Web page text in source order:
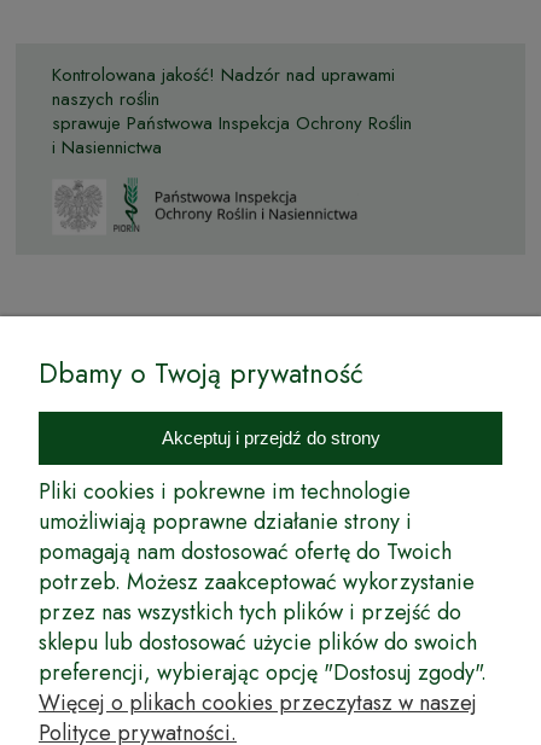
Kontrolowana jakość! Nadzór nad uprawami
naszych roślin
sprawuje Państwowa Inspekcja Ochrony Roślin
i Nasiennictwa
Internetowy Sklep Ogrodniczy Podkarpackie Sady to inicjatywa
podkarpackich szkółkarzy, której zamierzeniem jest wprowadzenie na
rynek wysokiej jakości drzewek owocowych, drzewek ozdobnych oraz
innych produktów pozwalających na uprawianie zarówno małych, jak
i dużych sadów oraz ogrodów.
Wspólnie stworzyliśmy dla Państwa kompleksową ofertę - wspaniałe
produkty, dary ziemi ze szkółek drzewek ozdobnych i owocowych,
których tradycje sięgają roku 1953. Drzewka produkowane są
z najwyższą starannością przez trzecie pokolenie plantatorów.
Długoletnie Doświadczenie sprawiło, że wszystkie drzewka cechuje
duża odporność na zmienne warunki atmosferyczne naszego klimatu
oraz niezwykły urodzaj. W ofercie naszego internetowego sklepu
ogrodniczego: drzewka owocowe, krzewy owocowe, drzewka
Dbamy o Twoją prywatność
Akceptuj i przejdź do strony
Pliki cookies i pokrewne im technologie
umożliwiają poprawne działanie strony i
pomagają nam dostosować ofertę do Twoich
potrzeb. Możesz zaakceptować wykorzystanie
przez nas wszystkich tych plików i przejść do
sklepu lub dostosować użycie plików do swoich
preferencji, wybierając opcję "Dostosuj zgody".
Więcej o plikach cookies przeczytasz w naszej
Polityce prywatności.